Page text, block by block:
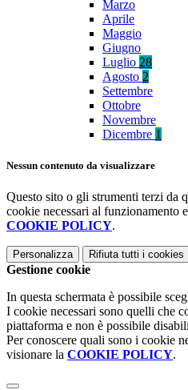
Marzo
Aprile
Maggio
Giugno
Luglio 28
Agosto 2
Settembre
Ottobre
Novembre
Dicembre 1
Nessun contenuto da visualizzare
Questo sito o gli strumenti terzi da
cookie necessari al funzionamento
COOKIE POLICY.
Personalizza Rifiuta tutti i cookies
Gestione cookie
In questa schermata è possibile
I cookie necessari sono quelli che
piattaforma e non è possibile
Per conoscere quali sono i cookie
visionare la COOKIE POLICY.